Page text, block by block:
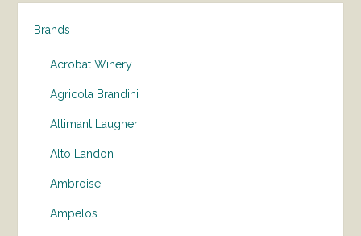
Brands
Acrobat Winery
Agricola Brandini
Allimant Laugner
Alto Landon
Ambroise
Ampelos